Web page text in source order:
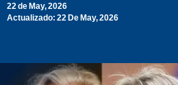
22 de May, 2026
Actualizado: 22 De May, 2026